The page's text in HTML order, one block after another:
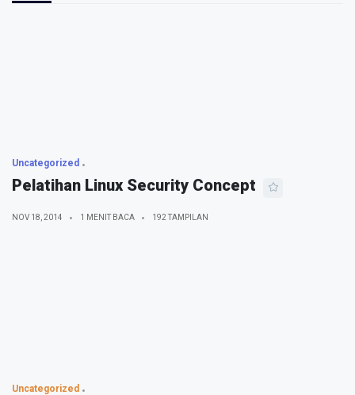
Uncategorized
Pelatihan Linux Security Concept
NOV 18, 2014 1 MENIT BACA 192 TAMPILAN
Uncategorized